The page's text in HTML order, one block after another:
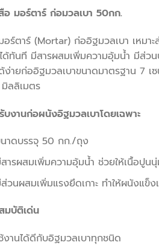
อ มอร์ตาร์ ก่อมวลเบา 50กก.
อร์ตาร์ (Mortar) ก่ออิฐมวลเบา เหมา
ด้ทันที มีสารผสมเพิ่มความอุ้มน้ำ มีส่ว
ง่ายก่ออิฐมวลเบาขนาดมาตรฐาน 7
ลลิเมตร
บงานก่อผนังอิฐมวลเบาโดยเฉพาะ
าดบรรจุ 50 กก./ถุง
ารผสมเพิ่มความอุ้มน้ำ ช่วยให้เนื้อปูน
วนผสมเพิ่มแรงยึดเกาะ ทำให้ผนังแข็ง
บัติเด่น
งานได้ดีกับอิฐมวลเบาทุกชนิด